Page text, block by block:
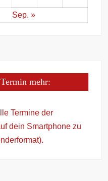
Sep. »
mehr:
Termine der
dein Smartphone zu